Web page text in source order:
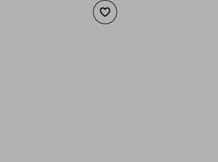
Добави към списъка с